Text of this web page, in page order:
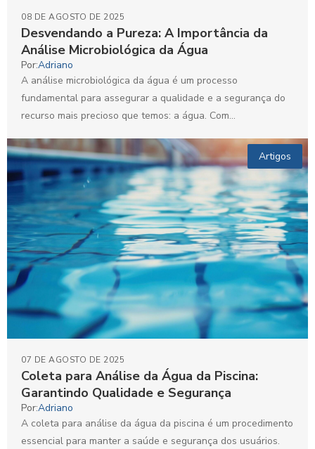
Desvendando a Pureza: A Importância da
Análise Microbiológica da Água
08 DE AGOSTO DE 2025
Por:Adriano
A análise microbiológica da água é um processo
fundamental para assegurar a qualidade e a segurança do
recurso mais precioso que temos: a água. Com...
Artigos
Coleta para Análise da Água da Piscina:
Garantindo Qualidade e Segurança
07 DE AGOSTO DE 2025
Por:Adriano
A coleta para análise da água da piscina é um procedimento
essencial para manter a saúde e segurança dos usuários.